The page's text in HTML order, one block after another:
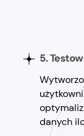
5.
danych